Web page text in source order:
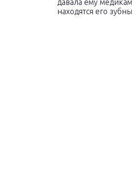
давала ему
находятся его